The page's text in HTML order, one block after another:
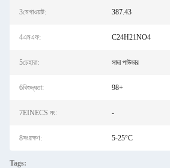
3মেগাওয়াট: 387.43
4এমএফ: C24H21NO4
5চেহারা: সাদা পাউডার
6বিশুদ্ধতা: 98+
7EINECS নং: -
8সংরক্ষণ: 5-25°C
Tags: